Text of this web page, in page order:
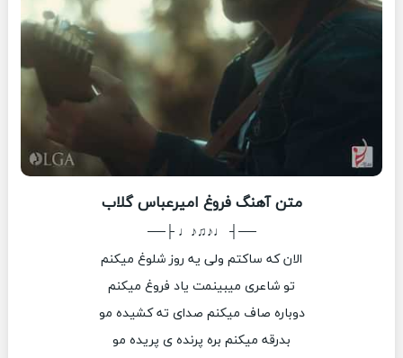
متن آهنگ فروغ امیرعباس گلاب
──┤ ♩♪♫♪♩ ├──
الان که ساکتم ولی یه روز شلوغ میکنم
تو شاعری میبینمت یاد فروغ میکنم
دوباره صاف میکنم صدای ته کشیده مو
بدرقه میکنم بره پرنده ی پریده مو